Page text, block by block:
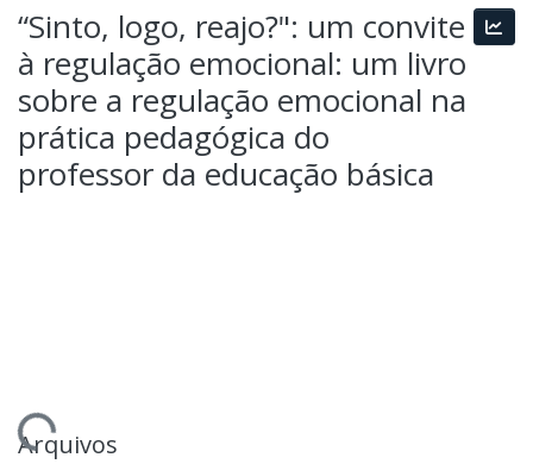
Canais
NAVEGAR
ESTATÍSTICAS
SOBRE
“Sinto, logo, reajo?": um convite
à regulação emocional: um livro
sobre a regulação emocional na
prática pedagógica do
professor da educação básica
Arquivos